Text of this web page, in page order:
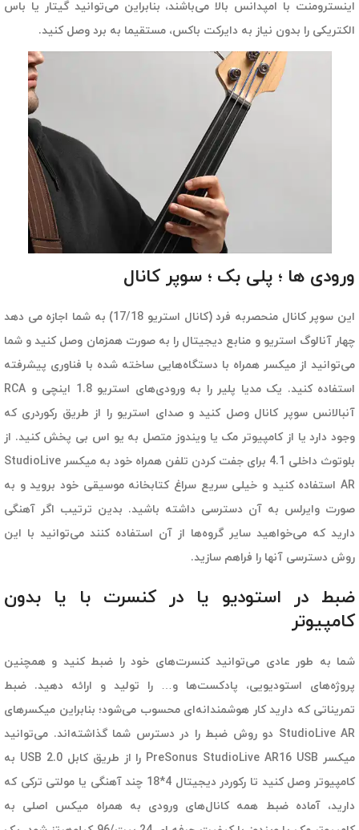
اینسترومنت با امپدانس بالا می‌باشند، بنابراین می‌توانید گیتار یا باس
الکتریکی را بدون نیاز به دایرکت باکس، مستقیما به برد وصل کنید.
ورودی ها ؛ پلی بک ؛ سوپر کانال
این سوپر کانال منحصربه فرد (کانال استریو 17/18) به شما اجازه می دهد
چهار آنالوگ استریو و منابع دیجیتال را به صورت همزمان وصل کنید و شما
می‌توانید از میکسر همراه با دستگاه‌هایی ساخته شده با فناوری پیشرفته
استفاده کنید. یک مدیا پلیر را به ورودی‌های استریو 1.8 اینچی و RCA
آنبالانس سوپر کانال وصل کنید و صدای استریو را از طریق رکوردری که
وجود دارد یا از کامپیوتر مک یا ویندوز متصل به یو اس بی پخش کنید. از
بلوتوث داخلی 4.1 برای جفت کردن تلفن همراه خود به میکسر StudioLive
AR استفاده کنید و خیلی سریع سراغ کتابخانه موسیقی خود بروید و به
صورت وایرلس به آن دسترسی داشته باشید. بدین ترتیب اگر آهنگی
دارید که می‌خواهید سایر گروه‌ها از آن استفاده کنند می‌توانید با این
روش دسترسی آنها را فراهم سازید.
ضبط در استودیو یا در کنسرت با یا بدون
کامپیوتر
شما به طور عادی می‌توانید کنسرت‌های خود را ضبط کنید و همچنین
پروژه‌های استودیویی، پادکست‌ها و… را تولید و ارائه دهید. ضبط
تمریناتی که دارید کار هوشمندانه‌ای محسوب می‌شود؛ بنابراین میکسرهای
StudioLive AR دو روش ضبط را در دسترس شما گذاشته‌اند. می‌توانید
میکسر PreSonus StudioLive AR16 USB را از طریق کابل USB 2.0 به
کامپیوتر وصل کنید تا رکوردر دیجیتال 4*18 چند آهنگی یا مولتی ترکی که
دارید، آماده ضبط همه کانال‌های ورودی به همراه میکس اصلی به